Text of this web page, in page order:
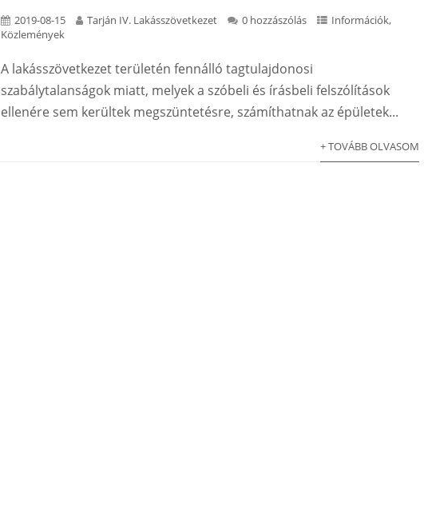
2019-08-15 Tarján IV. Lakásszövetkezet 0 hozzászólás Információk,
Közlemények
A lakásszövetkezet területén fennálló tagtulajdonosi
szabálytalanságok miatt, melyek a szóbeli és írásbeli felszólítások
ellenére sem kerültek megszüntetésre, számíthatnak az épületek...
+ TOVÁBB OLVASOM